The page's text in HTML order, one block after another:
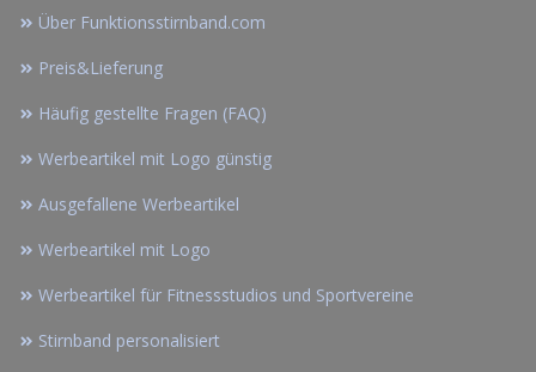
Über Funktionsstirnband.com
Preis&Lieferung
Häufig gestellte Fragen (FAQ)
Werbeartikel mit Logo günstig
Ausgefallene Werbeartikel
Werbeartikel mit Logo
Werbeartikel für Fitnessstudios und Sportvereine
Stirnband personalisiert